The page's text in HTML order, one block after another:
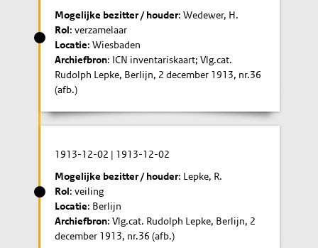
Mogelijke bezitter / houder: Wedewer, H.
Rol: verzamelaar
Locatie: Wiesbaden
Archiefbron: ICN inventariskaart; Vlg.cat.
Rudolph Lepke, Berlijn, 2 december 1913, nr.36
(afb.)
1913-12-02 | 1913-12-02
Mogelijke bezitter / houder: Lepke, R.
Rol: veiling
Locatie: Berlijn
Archiefbron: Vlg.cat. Rudolph Lepke, Berlijn, 2
december 1913, nr.36 (afb.)